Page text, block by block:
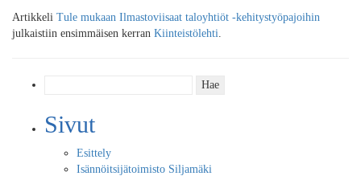
Artikkeli Tule mukaan Ilmastoviisaat taloyhtiöt -kehitystyöpajoihin
julkaistiin ensimmäisen kerran Kiinteistölehti.
Sivut
Esittely
Isännöitsijätoimisto Siljamäki